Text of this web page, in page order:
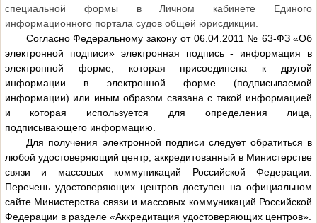
специальной формы в Личном кабинете Единого
информационного портала судов общей юрисдикции.
Согласно Федеральному закону от 06.04.2011 № 63-ФЗ «Об
электронной подписи» электронная подпись - информация в
электронной форме, которая присоединена к другой
информации в электронной форме (подписываемой
информации) или иным образом связана с такой информацией
и которая используется для определения лица,
подписывающего информацию.
Для получения электронной подписи следует обратиться в
любой удостоверяющий центр, аккредитованный в Министерстве
связи и массовых коммуникаций Российской Федерации.
Перечень удостоверяющих центров доступен на официальном
сайте Министерства связи и массовых коммуникаций Российской
Федерации в разделе «Аккредитация удостоверяющих центров».